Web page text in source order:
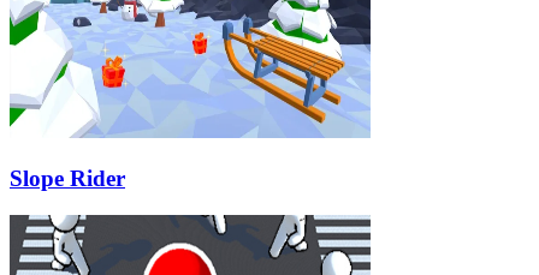
Slope Rider